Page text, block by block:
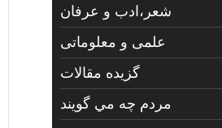
شعر،ادب و عرفان
علمی و معلوماتی
گزیده مقالات
مردم چه مي گويند